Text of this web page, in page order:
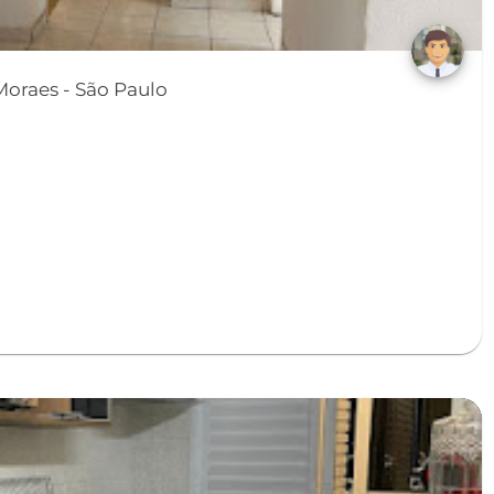
Apartamento em Vila Moraes - São Paulo